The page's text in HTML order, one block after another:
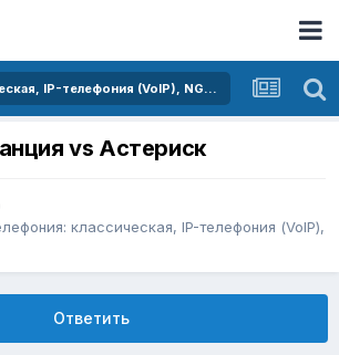
Телефония: классическая, IP-телефония (VoIP), NGN сети
vs Астериск
классическая, IP-телефония (VoIP),
Ответить